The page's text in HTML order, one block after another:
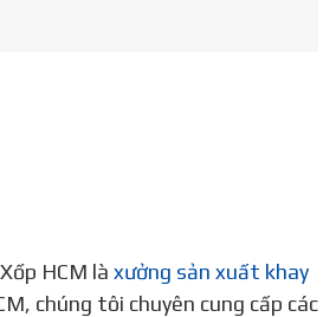
HCM là xưởng sản xuất khay
chúng tôi chuyên cung cấp các